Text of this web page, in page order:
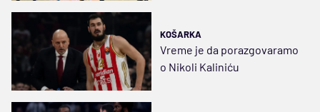
KOŠARKA
Vreme je da porazgovaramo
o Nikoli Kaliniću